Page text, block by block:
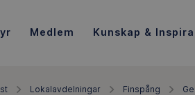
Medlem Kunskap &
Lokalavdelningar Finspång